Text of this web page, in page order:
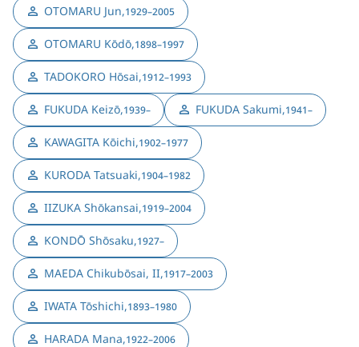
OTOMARU Jun,1929–2005
OTOMARU Kōdō,1898–1997
TADOKORO Hōsai,1912–1993
FUKUDA Keizō,1939– FUKUDA Sakumi,1941–
KAWAGITA Kōichi,1902–1977
KURODA Tatsuaki,1904–1982
IIZUKA Shōkansai,1919–2004
KONDŌ Shōsaku,1927–
MAEDA Chikubōsai, II,1917–2003
IWATA Tōshichi,1893–1980
HARADA Mana,1922–2006